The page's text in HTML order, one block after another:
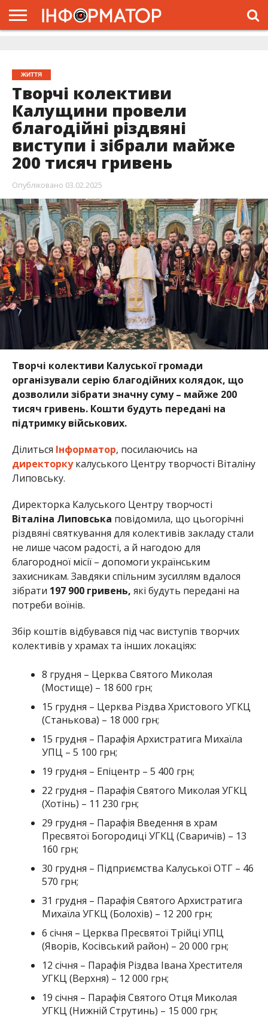
ЖИТТЯ
Творчі колективи
Калущини провели
благодійні різдвяні
виступи і зібрали майже
200 тисяч гривень
Опубліковано 03.02.2025
Творчі колективи Калуської громади
організували серію благодійних колядок, що
дозволили зібрати значну суму – майже 200
тисяч гривень. Кошти будуть передані на
підтримку військових.
Ділиться Інформатор, посилаючись на
директоркукалуського Центру творчості Віталіну
Липовську.
Директорка Калуського Центру творчості
Віталіна Липовська повідомила, що цьогорічні
різдвяні святкування для колективів закладу стали
не лише часом радості, а й нагодою для
благородної місії – допомоги українським
захисникам. Завдяки спільним зусиллям вдалося
зібрати 197 900 гривень, які будуть передані на
потреби воїнів.
Збір коштів відбувався під час виступів творчих
колективів у храмах та інших локаціях:
8 грудня – Церква Святого Миколая
(Мостище) – 18 600 грн;
15 грудня – Церква Різдва Христового УГКЦ
(Станькова) – 18 000 грн;
15 грудня – Парафія Архистратига Михаїла
УПЦ – 5 100 грн;
19 грудня – Епіцентр – 5 400 грн;
22 грудня – Парафія Святого Миколая УГКЦ
(Хотінь) – 11 230 грн;
29 грудня – Парафія Введення в храм
Пресвятої Богородиці УГКЦ (Сваричів) – 13
160 грн;
30 грудня – Підприємства Калуської ОТГ – 46
570 грн;
31 грудня – Парафія Святого Архистратига
Михаїла УГКЦ (Болохів) – 12 200 грн;
6 січня – Церква Пресвятої Трійці УПЦ
(Яворів, Косівський район) – 20 000 грн;
12 січня – Парафія Різдва Івана Хрестителя
УГКЦ (Верхня) – 12 000 грн;
19 січня – Парафія Святого Отця Миколая
УГКЦ (Нижній Струтинь) – 15 000 грн;